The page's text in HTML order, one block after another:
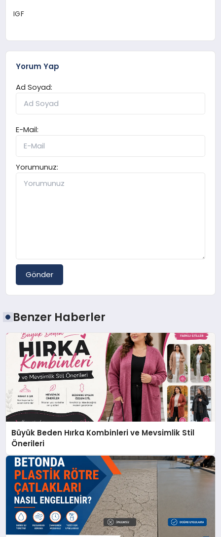
IGF
Yorum Yap
Ad Soyad:
E-Mail:
Yorumunuz:
Gönder
Benzer Haberler
Büyük Beden Hırka Kombinleri ve Mevsimlik Stil
Önerileri